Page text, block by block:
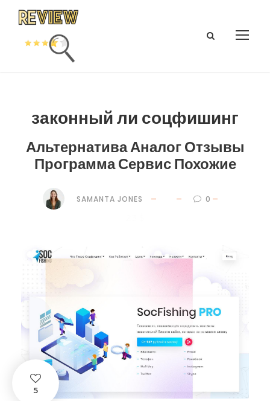
законный ли соцфишинг
Альтернатива Аналог Отзывы
Программа Сервис Похожие
SAMANTA JONES 0
5